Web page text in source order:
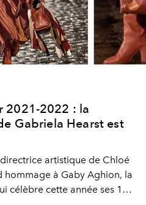
2021-2022 : la
Gabriela Hearst est
artistique de Chloé
hommage à Gaby Aghion, la
célèbre cette année ses 100